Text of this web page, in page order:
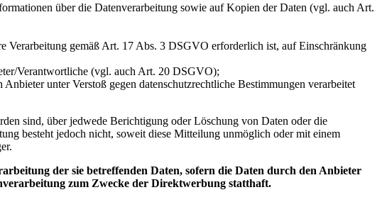
über die Datenverarbeitung sowie auf Kopien der Daten (vgl. auch Art.
Verarbeitung gemäß Art. 17 Abs. 3 DSGVO erforderlich ist, auf Einschränkung
Verantwortliche (vgl. auch Art. 20 DSGVO);
unter Verstoß gegen datenschutzrechtliche Bestimmungen verarbeitet
sind, über jedwede Berichtigung oder Löschung von Daten oder die
besteht jedoch nicht, soweit diese Mitteilung unmöglich oder mit einem
der sie betreffenden Daten, sofern die Daten durch den Anbieter
zum Zwecke der Direktwerbung statthaft.